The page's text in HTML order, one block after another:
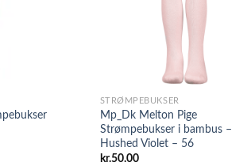
STRØMPEBUKSER
Mp_Dk Melton Pige
Strømpebukser i bambus –
Hushed Violet – 56
kr.50.00